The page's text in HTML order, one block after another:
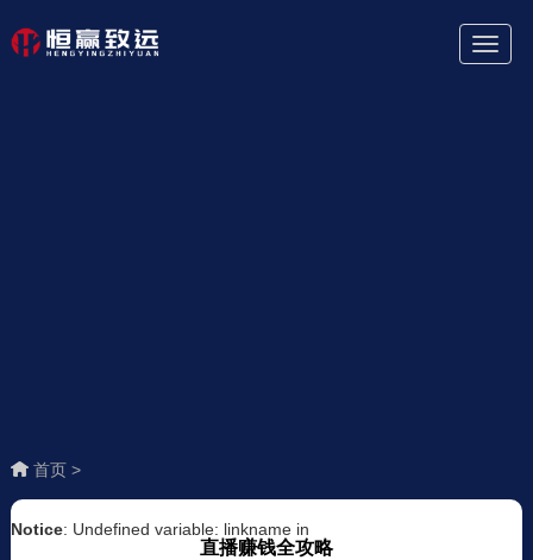
首页 >
Notice: Undefined variable: linkname in
直播赚钱全攻略